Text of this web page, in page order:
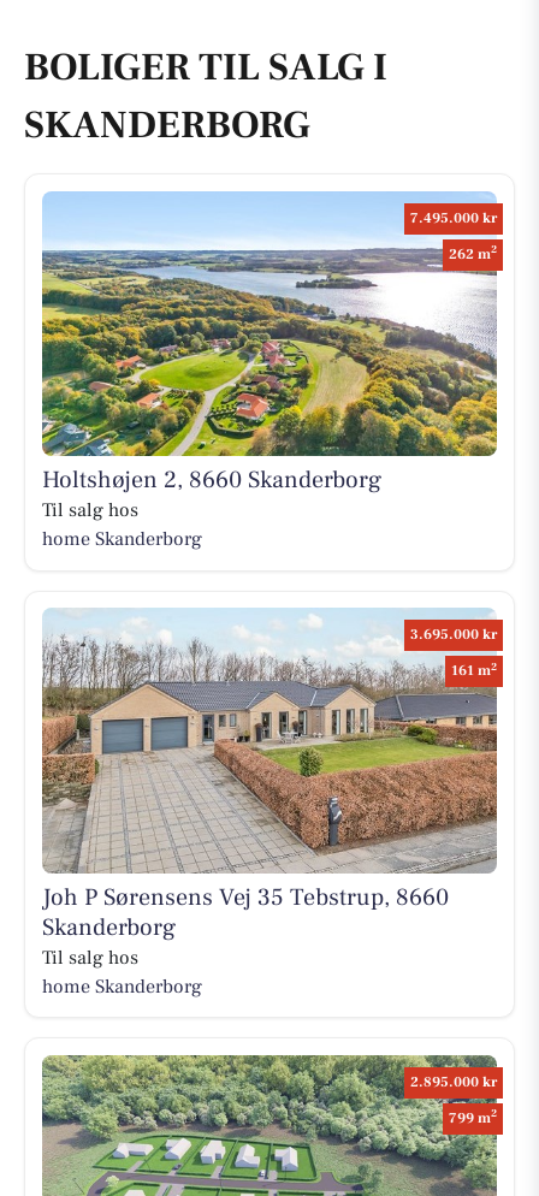
BOLIGER TIL SALG I
SKANDERBORG
7.495.000 kr
262 m2
Holtshøjen 2, 8660 Skanderborg
Til salg hos
home Skanderborg
3.695.000 kr
161 m2
Joh P Sørensens Vej 35 Tebstrup, 8660
Skanderborg
Til salg hos
home Skanderborg
2.895.000 kr
799 m2